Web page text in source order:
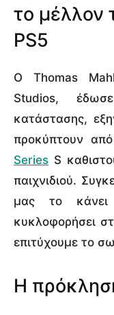
το μέλλον
PS5
Ο Thomas
Studios,
κατάστασης,
προκύπτουν
Series S
παιχνιδιού.
μας το κάνει
κυκλοφορήσει
επιτύχουμε το
Η